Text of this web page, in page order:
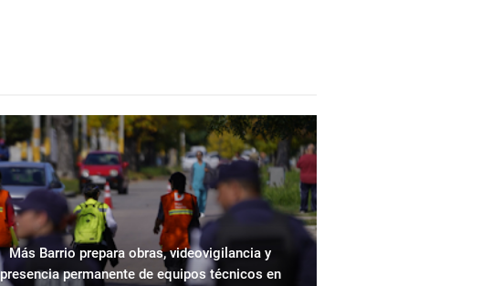
Más Barrio prepara obras, videovigilancia y
presencia permanente de equipos técnicos en